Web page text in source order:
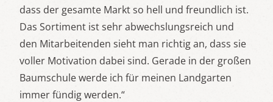
dass der gesamte Markt so hell und freundlich ist.
Das Sortiment ist sehr abwechslungsreich und
den Mitarbeitenden sieht man richtig an, dass sie
voller Motivation dabei sind. Gerade in der großen
Baumschule werde ich für meinen Landgarten
immer fündig werden.“